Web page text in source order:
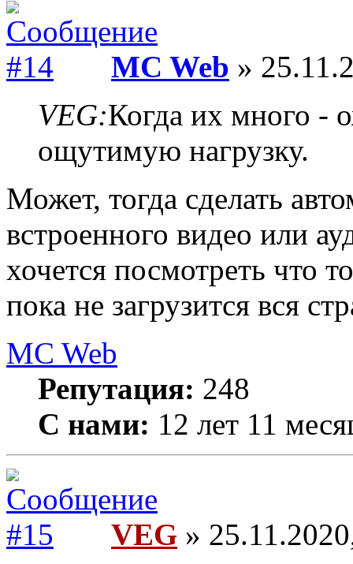
MC Web »
VEG:Когда их много -
ощутимую нагрузку.
Может, тогда сделать
встроенного видео или
хочется посмотреть что
пока не загрузится вся
MC Web
Репутация: 248
С нами: 12 лет 11
VEG »